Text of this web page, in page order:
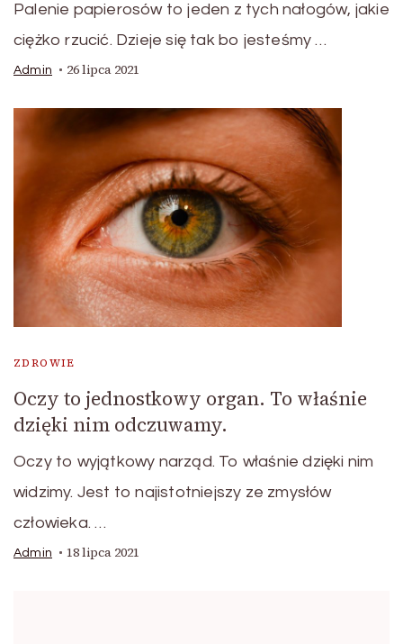
Palenie papierosów to jeden z tych nałogów, jakie
ciężko rzucić. Dzieje się tak bo jesteśmy …
Admin 26 lipca 2021
ZDROWIE
Oczy to jednostkowy organ. To właśnie
dzięki nim odczuwamy.
Oczy to wyjątkowy narząd. To właśnie dzięki nim
widzimy. Jest to najistotniejszy ze zmysłów
człowieka. …
Admin 18 lipca 2021